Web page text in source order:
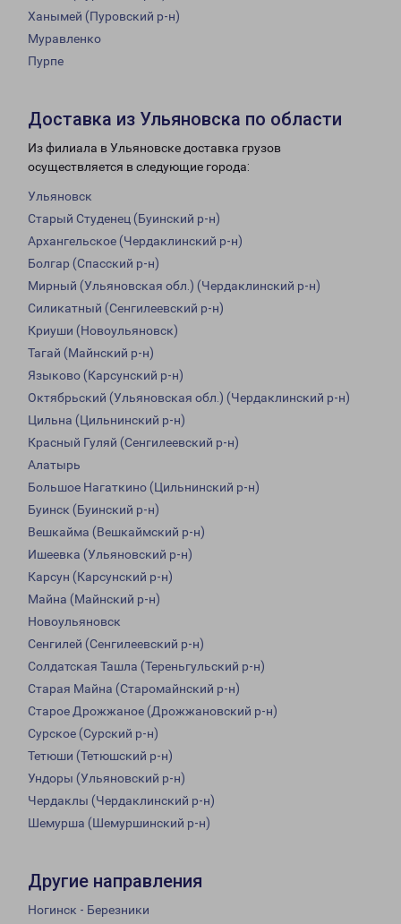
Ханымей (Пуровский р-н)
Муравленко
Пурпе
Доставка из Ульяновска по области
Из филиала в Ульяновске доставка грузов
осуществляется в следующие города:
Ульяновск
Старый Студенец (Буинский р-н)
Архангельское (Чердаклинский р-н)
Болгар (Спасский р-н)
Мирный (Ульяновская обл.) (Чердаклинский р-н)
Силикатный (Сенгилеевский р-н)
Криуши (Новоульяновск)
Тагай (Майнский р-н)
Языково (Карсунский р-н)
Октябрьский (Ульяновская обл.) (Чердаклинский р-н)
Цильна (Цильнинский р-н)
Красный Гуляй (Сенгилеевский р-н)
Алатырь
Большое Нагаткино (Цильнинский р-н)
Буинск (Буинский р-н)
Вешкайма (Вешкаймский р-н)
Ишеевка (Ульяновский р-н)
Карсун (Карсунский р-н)
Майна (Майнский р-н)
Новоульяновск
Сенгилей (Сенгилеевский р-н)
Солдатская Ташла (Тереньгульский р-н)
Старая Майна (Старомайнский р-н)
Старое Дрожжаное (Дрожжановский р-н)
Сурское (Сурский р-н)
Тетюши (Тетюшский р-н)
Ундоры (Ульяновский р-н)
Чердаклы (Чердаклинский р-н)
Шемурша (Шемуршинский р-н)
Другие направления
Ногинск - Березники